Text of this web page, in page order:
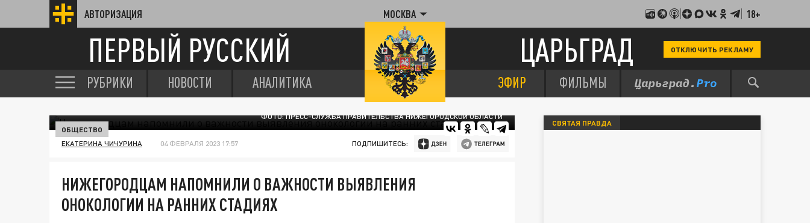
АВТОРИЗАЦИЯ МОСКВА 18+
ПЕРВЫЙ РУССКИЙ ЦАРЬГРАД ОТКЛЮЧИТЬ РЕКЛАМУ
РУБРИКИ НОВОСТИ АНАЛИТИКА ЭФИР ФИЛЬМЫ
ФОТО: ПРЕСС-СЛУЖБА ПРАВИТЕЛЬСТВА НИЖЕГОРОДСКОЙ ОБЛАСТИ
ОБЩЕСТВО
ЕКАТЕРИНА ЧИЧУРИНА 04 ФЕВРАЛЯ 2023 17:57 ПОДПИШИТЕСЬ:
НИЖЕГОРОДЦАМ НАПОМНИЛИ О ВАЖНОСТИ ВЫЯВЛЕНИЯ
ОНОКОЛОГИИ НА РАННИХ СТАДИЯХ
СВЯТАЯ ПРАВДА